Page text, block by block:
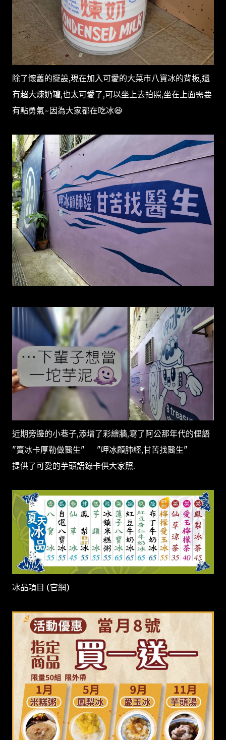
除了懷舊的擺設,現在加入可愛的大菜市八寶冰的背板,還
有超大煉奶罐,也太可愛了,可以坐上去拍照,坐在上面需要
有點勇氣~因為大家都在吃冰😆
近期旁邊的小巷子,添增了彩繪牆,寫了阿公那年代的俚語
"賣冰卡厚勒做醫生" "呷冰顧肺經,甘苦找醫生"
提供了可愛的芋頭語錄卡供大家照.
冰品項目 (官網)